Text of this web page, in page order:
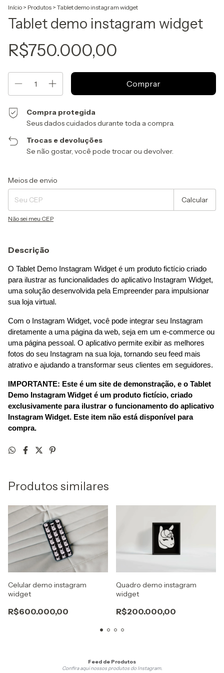
Início > Produtos > Tablet demo instagram widget
Tablet demo instagram widget
R$750.000,00
Compra protegida
Seus dados cuidados durante toda a compra.
Trocas e devoluções
Se não gostar, você pode trocar ou devolver.
Entregas para o CEP:
Meios de envio
Calcular
Não sei meu CEP
Descrição
O Tablet Demo Instagram Widget é um produto fictício criado
para ilustrar as funcionalidades do aplicativo Instagram Widget,
uma solução desenvolvida pela Empreender para impulsionar
sua loja virtual.
Com o Instagram Widget, você pode integrar seu Instagram
diretamente a uma página da web, seja em um e-commerce ou
uma página pessoal. O aplicativo permite exibir as melhores
fotos do seu Instagram na sua loja, tornando seu feed mais
atrativo e ajudando a transformar seus clientes em seguidores.
IMPORTANTE: Este é um site de demonstração, e o Tablet
Demo Instagram Widget é um produto fictício, criado
exclusivamente para ilustrar o funcionamento do aplicativo
Instagram Widget. Este item não está disponível para
compra.
Produtos similares
Celular demo instagram
widget
R$600.000,00
Quadro demo instagram
widget
R$200.000,00
Feed de Produtos
Confira aqui nossos produtos do Instagram.